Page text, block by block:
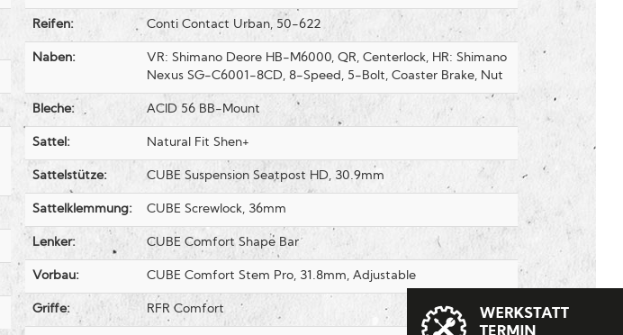
Reifen: Conti Contact Urban, 50-622
Naben:
VR: Shimano Deore HB-M6000, QR, Centerlock, HR: Shimano
Nexus SG-C6001-8CD, 8-Speed, 5-Bolt, Coaster Brake, Nut
Bleche: ACID 56 BB-Mount
Sattel: Natural Fit Shen+
Sattelstütze: CUBE Suspension Seatpost HD, 30.9mm
Sattelklemmung: CUBE Screwlock, 36mm
Lenker: CUBE Comfort Shape Bar
Vorbau: CUBE Comfort Stem Pro, 31.8mm, Adjustable
Griffe: RFR Comfort